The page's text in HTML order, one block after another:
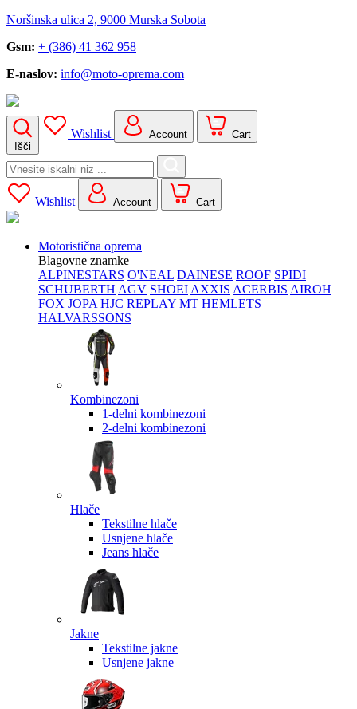
Noršinska ulica 2, 9000 Murska Sobota
Gsm: + (386) 41 362 958
E-naslov: info@moto-oprema.com
Išči
Wishlist Account Cart
Search
for:
Wishlist
Account Cart
Motoristična oprema
Blagovne znamke
ALPINESTARS O'NEAL DAINESE ROOF SPIDI
SCHUBERTH AGV SHOEI AXXIS ACERBIS AIROH
FOX JOPA HJC REPLAY MT HEMLETS
HALVARSSONS
Kombinezoni
1-delni kombinezoni
2-delni kombinezoni
Hlače
Tekstilne hlače
Usnjene hlače
Jeans hlače
Jakne
Tekstilne jakne
Usnjene jakne